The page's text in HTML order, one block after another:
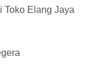
Toko Elang Jaya